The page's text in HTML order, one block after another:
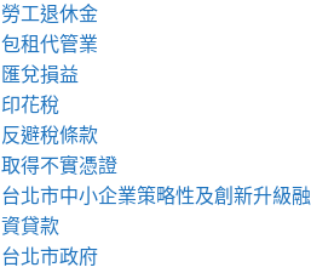
勞工退休金
包租代管業
匯兌損益
印花稅
反避稅條款
取得不實憑證
台北市中小企業策略性及創新升級融
資貸款
台北市政府